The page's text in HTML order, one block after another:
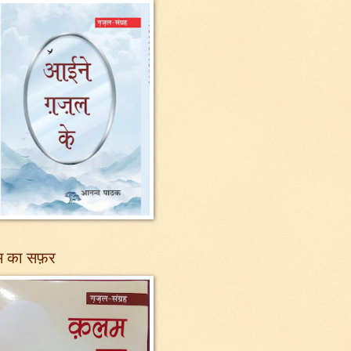
का सफ़र